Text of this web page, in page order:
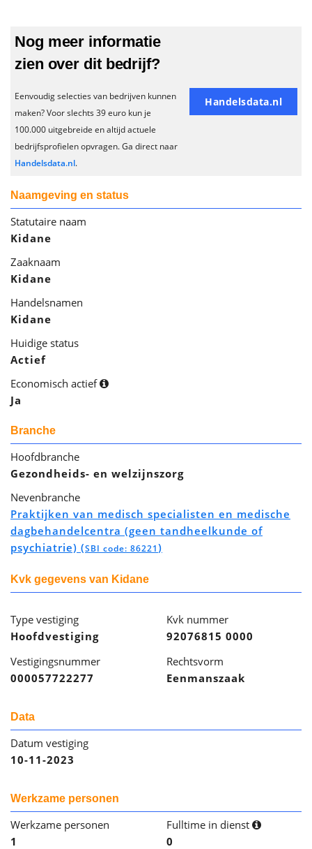
Nog meer informatie
zien over dit bedrijf?
Eenvoudig selecties van bedrijven kunnen
maken? Voor slechts 39 euro kun je
100.000 uitgebreide en altijd actuele
bedrijfsprofielen opvragen. Ga direct naar
Handelsdata.nl.
Handelsdata.nl
Naamgeving en status
Statutaire naam
Kidane
Zaaknaam
Kidane
Handelsnamen
Kidane
Huidige status
Actief
Economisch actief
Ja
Branche
Hoofdbranche
Gezondheids- en welzijnszorg
Nevenbranche
Praktijken van medisch specialisten en medische
dagbehandelcentra (geen tandheelkunde of
psychiatrie) (SBI code: 86221)
Kvk gegevens van Kidane
Type vestiging
Hoofdvestiging
Kvk nummer
92076815 0000
Vestigingsnummer
000057722277
Rechtsvorm
Eenmanszaak
Data
Datum vestiging
10-11-2023
Werkzame personen
Werkzame personen
1
Fulltime in dienst
0